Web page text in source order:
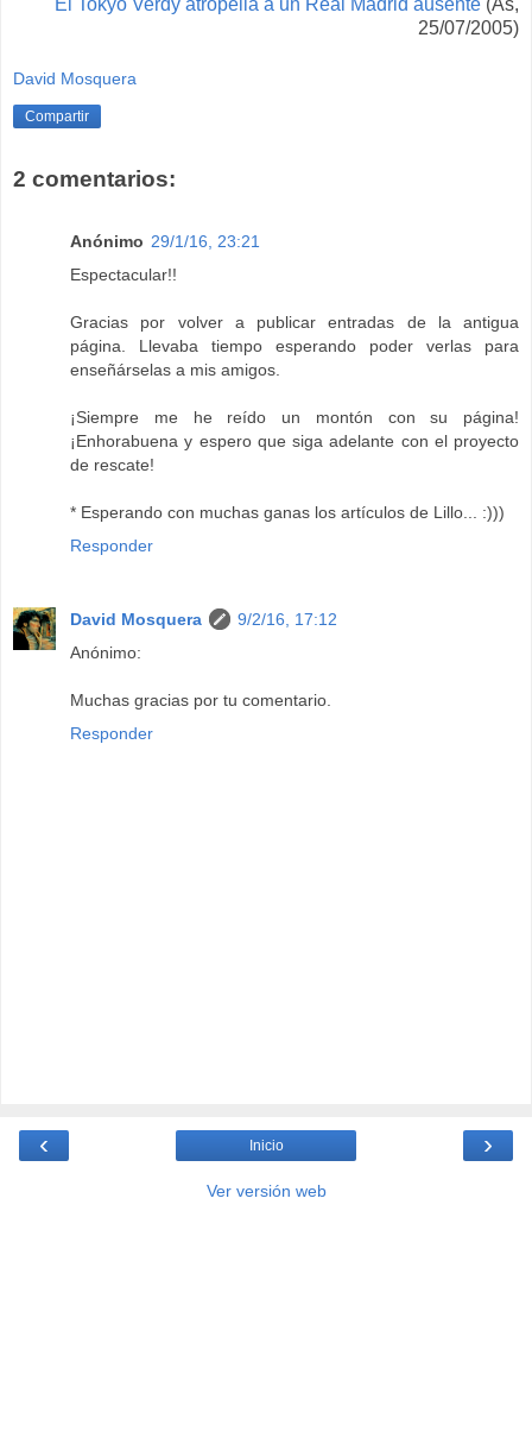
25/07/2005)
David Mosquera
Compartir
2 comentarios:
Anónimo 29/1/16, 23:21
Espectacular!!
Gracias por volver a publicar entradas de la antigua
página. Llevaba tiempo esperando poder verlas para
enseñárselas a mis amigos.
¡Siempre me he reído un montón con su página!
¡Enhorabuena y espero que siga adelante con el proyecto
de rescate!
* Esperando con muchas ganas los artículos de Lillo... :)))
Responder
David Mosquera
9/2/16, 17:12
Anónimo:
Muchas gracias por tu comentario.
Responder
‹ ›
Inicio
Ver versión web